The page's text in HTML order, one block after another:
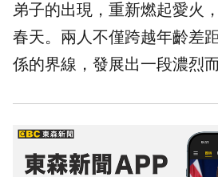
弟子的出現，重新燃起愛火
春天。兩人不僅跨越年齡差
係的界線，發展出一段濃烈